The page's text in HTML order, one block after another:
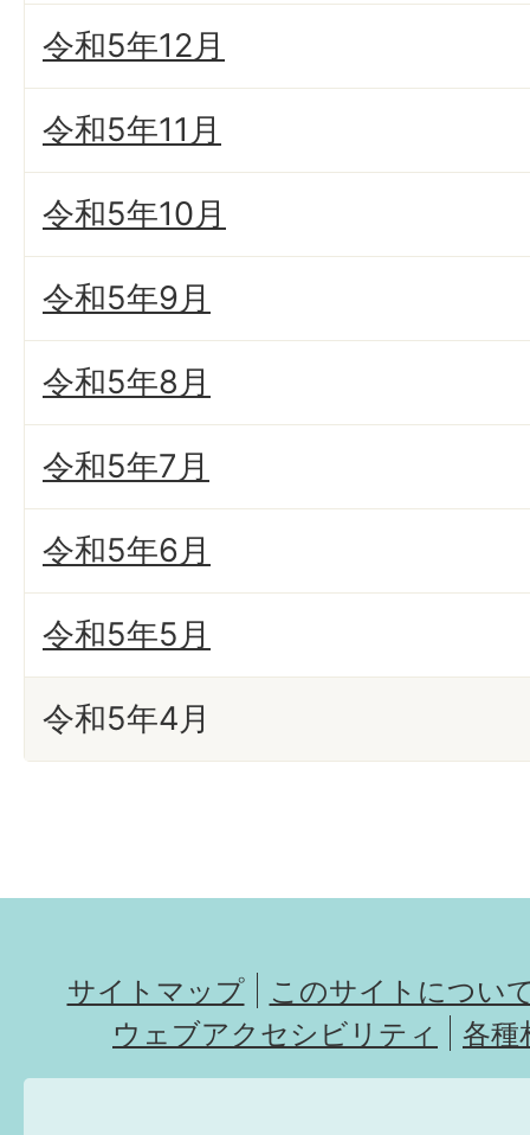
令和5年12月
令和5年11月
令和5年10月
令和5年9月
令和5年8月
令和5年7月
令和5年6月
令和5年5月
令和5年4月
サイトマップ
このサイトについ
ウェブアクセシビリティ
各種